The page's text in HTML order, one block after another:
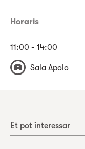
Horaris
11:00 - 14:00
Sala Apolo
Et pot interessar